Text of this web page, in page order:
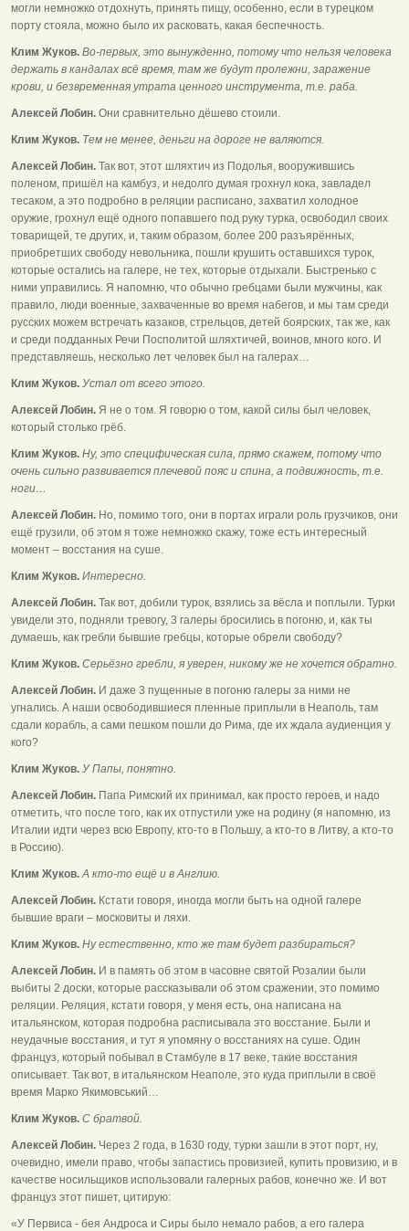
могли немножко отдохнуть, принять пищу, особенно, если в турецком
порту стояла, можно было их расковать, какая беспечность.
Клим Жуков. Во-первых, это вынужденно, потому что нельзя человека
держать в кандалах всё время, там же будут пролежни, заражение
крови, и безвременная утрата ценного инструмента, т.е. раба.
Алексей Лобин. Они сравнительно дёшево стоили.
Клим Жуков. Тем не менее, деньги на дороге не валяются.
Алексей Лобин. Так вот, этот шляхтич из Подолья, вооружившись
поленом, пришёл на камбуз, и недолго думая грохнул кока, завладел
тесаком, а это подробно в реляции расписано, захватил холодное
оружие, грохнул ещё одного попавшего под руку турка, освободил своих
товарищей, те других, и, таким образом, более 200 разъярённых,
приобретших свободу невольника, пошли крушить оставшихся турок,
которые остались на галере, не тех, которые отдыхали. Быстренько с
ними управились. Я напомню, что обычно гребцами были мужчины, как
правило, люди военные, захваченные во время набегов, и мы там среди
русских можем встречать казаков, стрельцов, детей боярских, так же, как
и среди подданных Речи Посполитой шляхтичей, воинов, много кого. И
представляешь, несколько лет человек был на галерах…
Клим Жуков. Устал от всего этого.
Алексей Лобин. Я не о том. Я говорю о том, какой силы был человек,
который столько грёб.
Клим Жуков. Ну, это специфическая сила, прямо скажем, потому что
очень сильно развивается плечевой пояс и спина, а подвижность, т.е.
ноги…
Алексей Лобин. Но, помимо того, они в портах играли роль грузчиков, они
ещё грузили, об этом я тоже немножко скажу, тоже есть интересный
момент – восстания на суше.
Клим Жуков. Интересно.
Алексей Лобин. Так вот, добили турок, взялись за вёсла и поплыли. Турки
увидели это, подняли тревогу, 3 галеры бросились в погоню, и, как ты
думаешь, как гребли бывшие гребцы, которые обрели свободу?
Клим Жуков. Серьёзно гребли, я уверен, никому же не хочется обратно.
Алексей Лобин. И даже 3 пущенные в погоню галеры за ними не
угнались. А наши освободившиеся пленные приплыли в Неаполь, там
сдали корабль, а сами пешком пошли до Рима, где их ждала аудиенция у
кого?
Клим Жуков. У Папы, понятно.
Алексей Лобин. Папа Римский их принимал, как просто героев, и надо
отметить, что после того, как их отпустили уже на родину (я напомню, из
Италии идти через всю Европу, кто-то в Польшу, а кто-то в Литву, а кто-то
в Россию).
Клим Жуков.А кто-то ещё и в Англию.
Алексей Лобин. Кстати говоря, иногда могли быть на одной галере
бывшие враги – московиты и ляхи.
Клим Жуков. Ну естественно, кто же там будет разбираться?
Алексей Лобин. И в память об этом в часовне святой Розалии были
выбиты 2 доски, которые рассказывали об этом сражении, это помимо
реляции. Реляция, кстати говоря, у меня есть, она написана на
итальянском, которая подробна расписывала это восстание. Были и
неудачные восстания, и тут я упомяну о восстаниях на суше. Один
француз, который побывал в Стамбуле в 17 веке, такие восстания
описывает. Так вот, в итальянском Неаполе, это куда приплыли в своё
время Марко Якимовський…
Клим Жуков. С братвой.
Алексей Лобин. Через 2 года, в 1630 году, турки зашли в этот порт, ну,
очевидно, имели право, чтобы запастись провизией, купить провизию, и в
качестве носильщиков использовали галерных рабов, конечно же. И вот
француз этот пишет, цитирую:
«У Первиса - бея Андроса и Сиры было немало рабов, а его галера